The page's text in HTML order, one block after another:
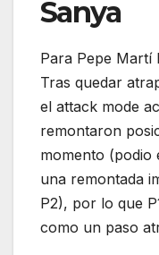
Sanya
Para Pepe Martí
Tras quedar
el attack mode
remontaron
momento (podio
una remontada
P2), por lo que
como un paso